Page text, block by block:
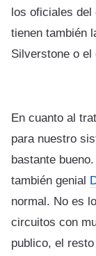
los oficiales del
tienen también
Silverstone o el
En cuanto al
para nuestro
bastante
también genial
normal. No es
circuitos con
publico, el